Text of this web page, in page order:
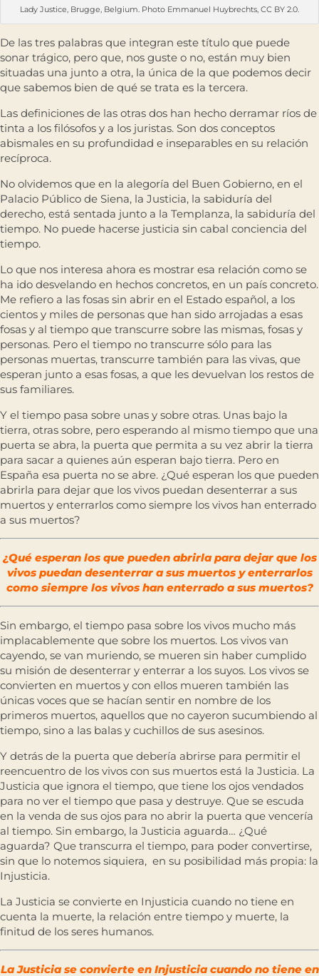
Lady Justice, Brugge, Belgium. Photo Emmanuel Huybrechts, CC BY 2.0.
De las tres palabras que integran este título que puede
sonar trágico, pero que, nos guste o no, están muy bien
situadas una junto a otra, la única de la que podemos decir
que sabemos bien de qué se trata es la tercera.
Las definiciones de las otras dos han hecho derramar ríos de
tinta a los filósofos y a los juristas. Son dos conceptos
abismales en su profundidad e inseparables en su relación
recíproca.
No olvidemos que en la alegoría del Buen Gobierno, en el
Palacio Público de Siena, la Justicia, la sabiduría del
derecho, está sentada junto a la Templanza, la sabiduría del
tiempo. No puede hacerse justicia sin cabal conciencia del
tiempo.
Lo que nos interesa ahora es mostrar esa relación como se
ha ido desvelando en hechos concretos, en un país concreto.
Me refiero a las fosas sin abrir en el Estado español, a los
cientos y miles de personas que han sido arrojadas a esas
fosas y al tiempo que transcurre sobre las mismas, fosas y
personas. Pero el tiempo no transcurre sólo para las
personas muertas, transcurre también para las vivas, que
esperan junto a esas fosas, a que les devuelvan los restos de
sus familiares.
Y el tiempo pasa sobre unas y sobre otras. Unas bajo la
tierra, otras sobre, pero esperando al mismo tiempo que una
puerta se abra, la puerta que permita a su vez abrir la tierra
para sacar a quienes aún esperan bajo tierra. Pero en
España esa puerta no se abre. ¿Qué esperan los que pueden
abrirla para dejar que los vivos puedan desenterrar a sus
muertos y enterrarlos como siempre los vivos han enterrado
a sus muertos?
¿Qué esperan los que pueden abrirla para dejar que los
vivos puedan desenterrar a sus muertos y enterrarlos
como siempre los vivos han enterrado a sus muertos?
Sin embargo, el tiempo pasa sobre los vivos mucho más
implacablemente que sobre los muertos. Los vivos van
cayendo, se van muriendo, se mueren sin haber cumplido
su misión de desenterrar y enterrar a los suyos. Los vivos se
convierten en muertos y con ellos mueren también las
únicas voces que se hacían sentir en nombre de los
primeros muertos, aquellos que no cayeron sucumbiendo al
tiempo, sino a las balas y cuchillos de sus asesinos.
Y detrás de la puerta que debería abrirse para permitir el
reencuentro de los vivos con sus muertos está la Justicia. La
Justicia que ignora el tiempo, que tiene los ojos vendados
para no ver el tiempo que pasa y destruye. Que se escuda
en la venda de sus ojos para no abrir la puerta que vencería
al tiempo. Sin embargo, la Justicia aguarda… ¿Qué
aguarda? Que transcurra el tiempo, para poder convertirse,
sin que lo notemos siquiera, en su posibilidad más propia: la
Injusticia.
La Justicia se convierte en Injusticia cuando no tiene en
cuenta la muerte, la relación entre tiempo y muerte, la
finitud de los seres humanos.
La Justicia se convierte en Injusticia cuando no tiene en